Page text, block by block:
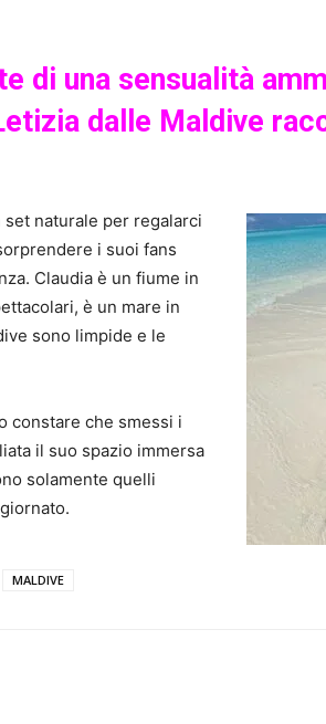
di una sensualità
dalle Maldive
set naturale per regalarci
i suoi fans
Claudia è un fiume in
è un mare in
sono limpide e le
constare che smessi i
il suo spazio immersa
solamente quelli
MALDIVE